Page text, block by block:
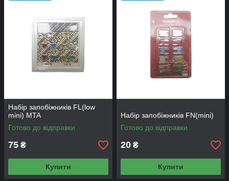
Набір запобіжників FL(low
mini) MTA
Готово до відправки
75 ₴
Купити
Набір запобіжників FN(mini)
Готово до відправки
20 ₴
Купити